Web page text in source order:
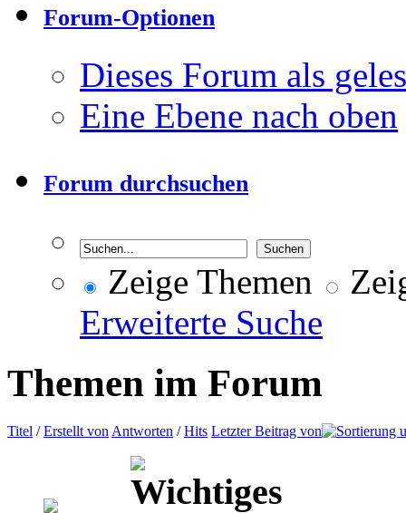
Forum-Optionen
Dieses Forum als
Eine Ebene nach oben
Forum durchsuchen
Zeige Themen
Erweiterte Suche
Themen im Forum
Titel /Erstellt von Antworten /Hits Letzter Beitrag von